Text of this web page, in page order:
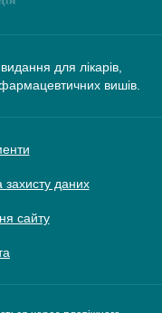
для лікарів,
вишів.
захисту даних
сайту